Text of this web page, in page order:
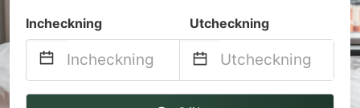
Incheckning Utcheckning
Navigate
Navigate